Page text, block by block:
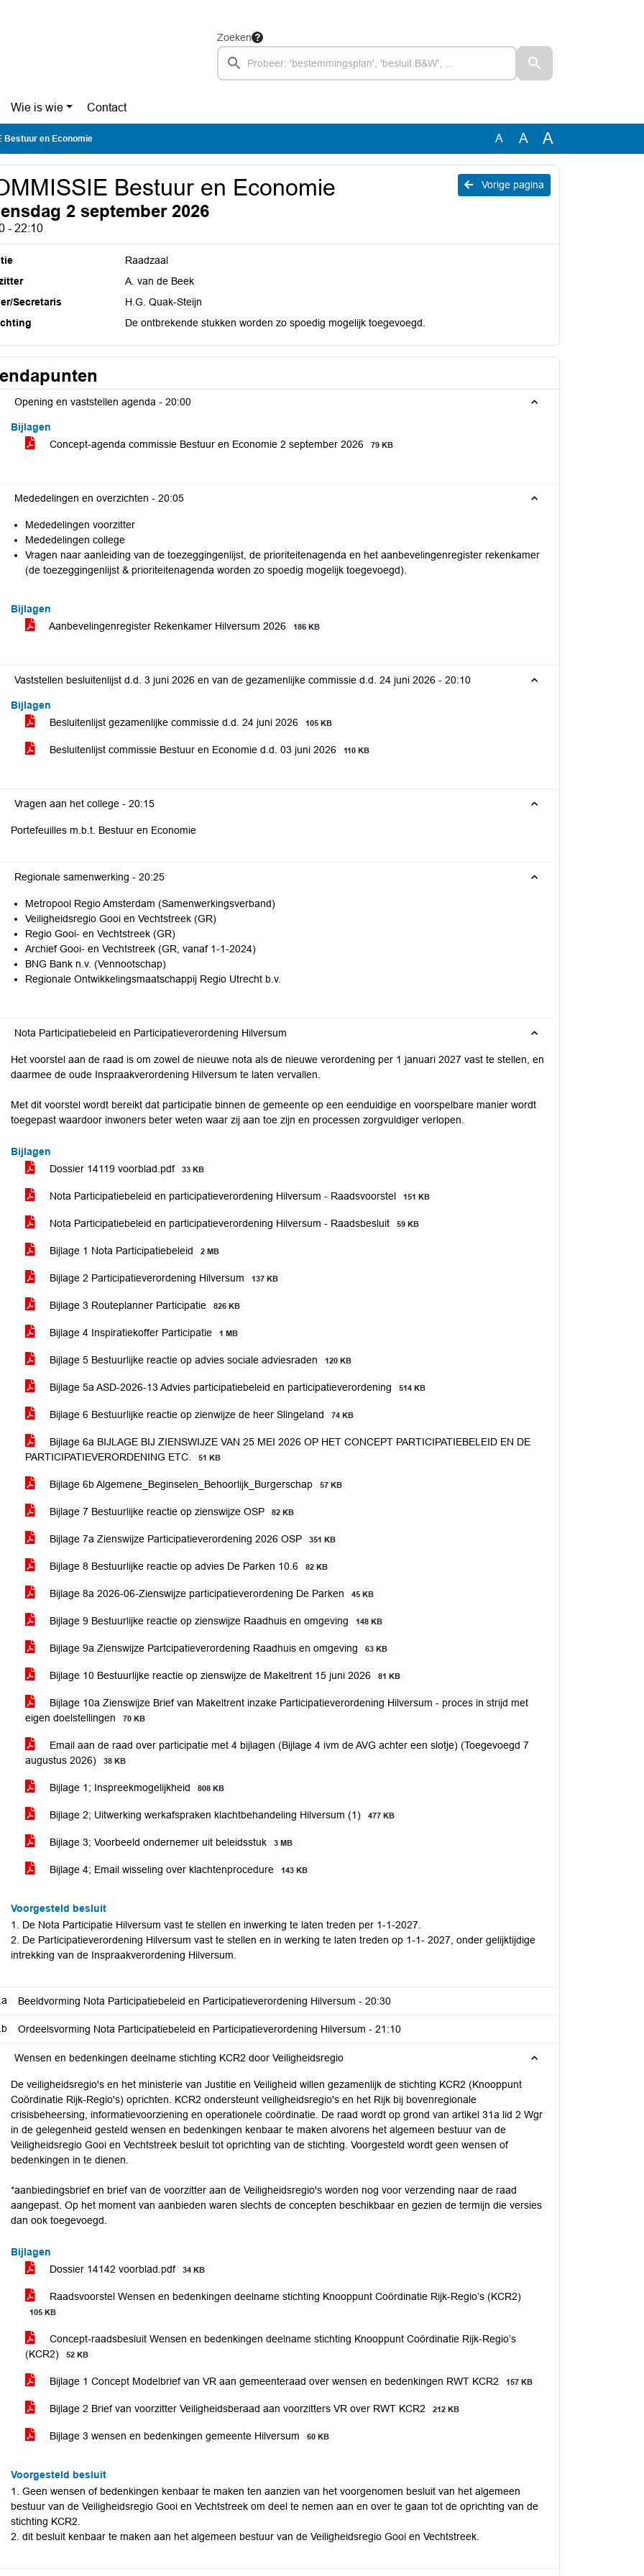
Zoeken
Wie is wie Contact
Bestuur en Economie A A A
Vorige pagina
Bestuur en Economie
2 september 2026
- 22:10
Raadzaal
A. van de Beek
Secretaris
H.G. Quak-Steijn
De ontbrekende stukken worden zo spoedig mogelijk toegevoegd.
Opening en vaststellen agenda - 20:00
Bijlagen
Concept-agenda commissie Bestuur en Economie 2 september 2026
79 KB
Mededelingen en overzichten - 20:05
Mededelingen voorzitter
Mededelingen college
Vragen naar aanleiding van de toezeggingenlijst, de prioriteitenagenda en het aanbevelingenregister rekenkamer
(de toezeggingenlijst & prioriteitenagenda worden zo spoedig mogelijk toegevoegd).
Bijlagen
Aanbevelingenregister Rekenkamer Hilversum 2026
186 KB
Vaststellen besluitenlijst d.d. 3 juni 2026 en van de gezamenlijke commissie d.d. 24 juni 2026 - 20:10
Bijlagen
Besluitenlijst gezamenlijke commissie d.d. 24 juni 2026
105 KB
Besluitenlijst commissie Bestuur en Economie d.d. 03 juni 2026 110 KB
Vragen aan het college - 20:15
Portefeuilles m.b.t. Bestuur en Economie
Regionale samenwerking - 20:25
Metropool Regio Amsterdam (Samenwerkingsverband)
Veiligheidsregio Gooi en Vechtstreek (GR)
Regio Gooi- en Vechtstreek (GR)
Archief Gooi- en Vechtstreek (GR, vanaf 1-1-2024)
BNG Bank n.v. (Vennootschap)
Regionale Ontwikkelingsmaatschappij Regio Utrecht b.v.
Nota Participatiebeleid en Participatieverordening Hilversum
Het voorstel aan de raad is om zowel de nieuwe nota als de nieuwe verordening per 1 januari 2027 vast te stellen, en
daarmee de oude Inspraakverordening Hilversum te laten vervallen.
Met dit voorstel wordt bereikt dat participatie binnen de gemeente op een eenduidige en voorspelbare manier wordt
toegepast waardoor inwoners beter weten waar zij aan toe zijn en processen zorgvuldiger verlopen.
Bijlagen
Dossier 14119 voorblad.pdf
33 KB
Nota Participatiebeleid en participatieverordening Hilversum - Raadsvoorstel 151 KB
Nota Participatiebeleid en participatieverordening Hilversum - Raadsbesluit 59 KB
Bijlage 1 Nota Participatiebeleid 2 MB
Bijlage 2 Participatieverordening Hilversum 137 KB
Bijlage 3 Routeplanner Participatie 826 KB
Bijlage 4 Inspiratiekoffer Participatie 1 MB
Bijlage 5 Bestuurlijke reactie op advies sociale adviesraden 120 KB
Bijlage 5a ASD-2026-13 Advies participatiebeleid en participatieverordening 514 KB
Bijlage 6 Bestuurlijke reactie op zienwijze de heer Slingeland 74 KB
Bijlage 6a BIJLAGE BIJ ZIENSWIJZE VAN 25 MEI 2026 OP HET CONCEPT PARTICIPATIEBELEID EN DE
PARTICIPATIEVERORDENING ETC.
51 KB
Bijlage 6b Algemene_Beginselen_Behoorlijk_Burgerschap 57 KB
Bijlage 7 Bestuurlijke reactie op zienswijze OSP 82 KB
Bijlage 7a Zienswijze Participatieverordening 2026 OSP 351 KB
Bijlage 8 Bestuurlijke reactie op advies De Parken 10.6 82 KB
Bijlage 8a 2026-06-Zienswijze participatieverordening De Parken 45 KB
Bijlage 9 Bestuurlijke reactie op zienswijze Raadhuis en omgeving 148 KB
Bijlage 9a Zienswijze Partcipatieverordening Raadhuis en omgeving 63 KB
Bijlage 10 Bestuurlijke reactie op zienswijze de Makeltrent 15 juni 2026 81 KB
Bijlage 10a Zienswijze Brief van Makeltrent inzake Participatieverordening Hilversum - proces in strijd met
eigen doelstellingen
70 KB
Email aan de raad over participatie met 4 bijlagen (Bijlage 4 ivm de AVG achter een slotje) (Toegevoegd 7
augustus 2026)
38 KB
Bijlage 1; Inspreekmogelijkheid 808 KB
Bijlage 2; Uitwerking werkafspraken klachtbehandeling Hilversum (1) 477 KB
Bijlage 3; Voorbeeld ondernemer uit beleidsstuk 3 MB
Bijlage 4; Email wisseling over klachtenprocedure 143 KB
Voorgesteld besluit
1. De Nota Participatie Hilversum vast te stellen en inwerking te laten treden per 1-1-2027.
2. De Participatieverordening Hilversum vast te stellen en in werking te laten treden op 1-1- 2027, onder gelijktijdige
intrekking van de Inspraakverordening Hilversum.
Beeldvorming Nota Participatiebeleid en Participatieverordening Hilversum - 20:30
Ordeelsvorming Nota Participatiebeleid en Participatieverordening Hilversum - 21:10
Wensen en bedenkingen deelname stichting KCR2 door Veiligheidsregio
De veiligheidsregio's en het ministerie van Justitie en Veiligheid willen gezamenlijk de stichting KCR2 (Knooppunt
Coördinatie Rijk-Regio's) oprichten. KCR2 ondersteunt veiligheidsregio's en het Rijk bij bovenregionale
crisisbeheersing, informatievoorziening en operationele coördinatie. De raad wordt op grond van artikel 31a lid 2 Wgr
in de gelegenheid gesteld wensen en bedenkingen kenbaar te maken alvorens het algemeen bestuur van de
Veiligheidsregio Gooi en Vechtstreek besluit tot oprichting van de stichting. Voorgesteld wordt geen wensen of
bedenkingen in te dienen.
*aanbiedingsbrief en brief van de voorzitter aan de Veiligheidsregio's worden nog voor verzending naar de raad
aangepast. Op het moment van aanbieden waren slechts de concepten beschikbaar en gezien de termijn die versies
dan ook toegevoegd.
Bijlagen
Dossier 14142 voorblad.pdf
34 KB
Raadsvoorstel Wensen en bedenkingen deelname stichting Knooppunt Coördinatie Rijk-Regio’s (KCR2)
105 KB
Concept-raadsbesluit Wensen en bedenkingen deelname stichting Knooppunt Coördinatie Rijk-Regio’s
(KCR2)
52 KB
Bijlage 1 Concept Modelbrief van VR aan gemeenteraad over wensen en bedenkingen RWT KCR2 157 KB
Bijlage 2 Brief van voorzitter Veiligheidsberaad aan voorzitters VR over RWT KCR2 212 KB
Bijlage 3 wensen en bedenkingen gemeente Hilversum 60 KB
Voorgesteld besluit
1. Geen wensen of bedenkingen kenbaar te maken ten aanzien van het voorgenomen besluit van het algemeen
bestuur van de Veiligheidsregio Gooi en Vechtstreek om deel te nemen aan en over te gaan tot de oprichting van de
stichting KCR2.
2. dit besluit kenbaar te maken aan het algemeen bestuur van de Veiligheidsregio Gooi en Vechtstreek.